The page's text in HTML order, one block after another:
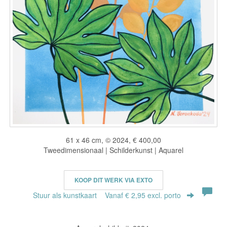
61 x 46 cm, © 2024, € 400,00
Tweedimensionaal | Schilderkunst | Aquarel
KOOP DIT WERK VIA EXTO
Stuur als kunstkaart Vanaf € 2,95 excl. porto